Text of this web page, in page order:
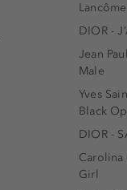
DIOR -
Jean
Male
Yves
Black
DIOR -
Carolina
Girl